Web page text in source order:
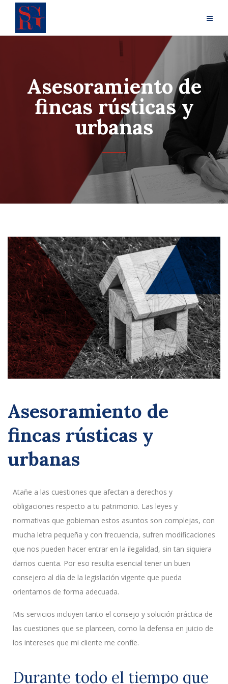
Asesoramiento de
fincas rústicas y
urbanas
Asesoramiento de
fincas rústicas y
urbanas
Atañe a las cuestiones que afectan a derechos y
obligaciones respecto a tu patrimonio. Las leyes y
normativas que gobiernan estos asuntos son complejas, con
mucha letra pequeña y con frecuencia, sufren modificaciones
que nos pueden hacer entrar en la ilegalidad, sin tan siquiera
darnos cuenta. Por eso resulta esencial tener un buen
consejero al día de la legislación vigente que pueda
orientarnos de forma adecuada.
Mis servicios incluyen tanto el consejo y solución práctica de
las cuestiones que se planteen, como la defensa en juicio de
los intereses que mi cliente me confíe.
Durante todo el tiempo que